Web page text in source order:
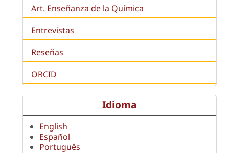
Art. Enseñanza de la Química
Entrevistas
Reseñas
ORCID
Idioma
English
Español
Português